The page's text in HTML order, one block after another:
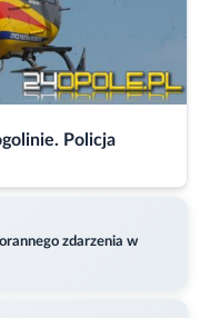
Policja
zdarzenia w